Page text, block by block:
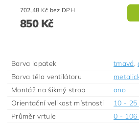
702,48 Kč bez DPH
850 Kč
Barva lopatek tmavá,
Barva těla ventilátoru
Montáž na šikmý strop
ano
Orientační velikost místnosti
10 - 25
Průměr vrtule
0 - 106